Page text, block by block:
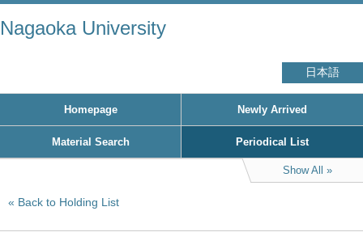
Nagaoka University
日本語
Homepage Newly Arrived
Material Search Periodical List
Show All
Back to Holding List